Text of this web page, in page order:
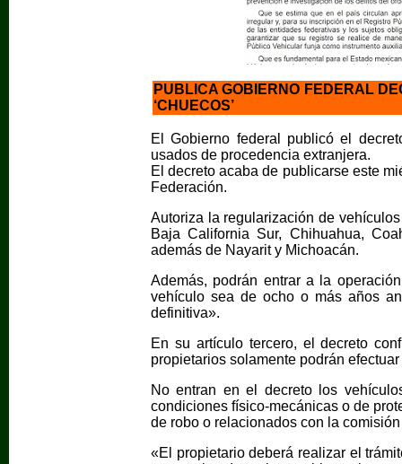
PUBLICA GOBIERNO FEDERAL
‘CHUECOS’
El Gobierno federal publicó el
usados de procedencia extranjera.
El decreto acaba de publicarse este
Federación.
Autoriza la regularización de
Baja California Sur, Chihuahua,
además de Nayarit y Michoacán.
Además, podrán entrar a la
vehículo sea de ocho o más años
definitiva».
En su artículo tercero, el decreto
propietarios solamente podrán
No entran en el decreto los
condiciones físico-mecánicas o de
de robo o relacionados con la
«El propietario deberá realizar el